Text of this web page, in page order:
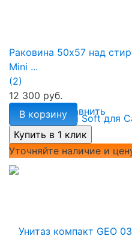
избранное сравнить
Раковина 50х57 над
Mini ...
(2)
12 300 руб.
В корзину
Уточняйте наличие и